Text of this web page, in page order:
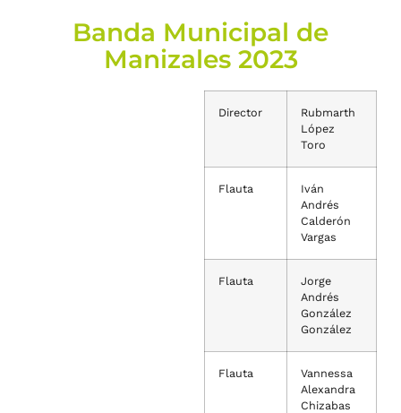
Banda Municipal de
Manizales 2023
Director
Rubmarth
López
Toro
Flauta
Iván
Andrés
Calderón
Vargas
Flauta
Jorge
Andrés
González
González
Flauta
Vannessa
Alexandra
Chizabas